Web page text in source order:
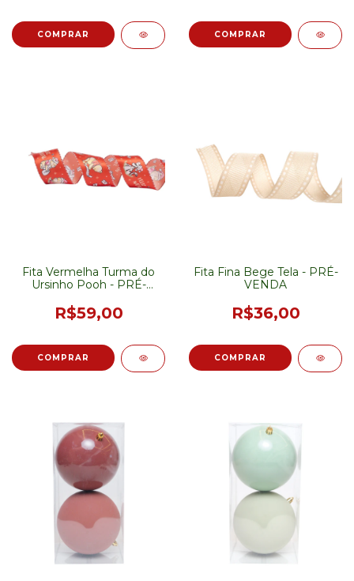
Fita Vermelha Turma do
Ursinho Pooh - PRÉ-
R$59,00
Fita Fina Bege Tela - PRÉ-
VENDA
R$36,00